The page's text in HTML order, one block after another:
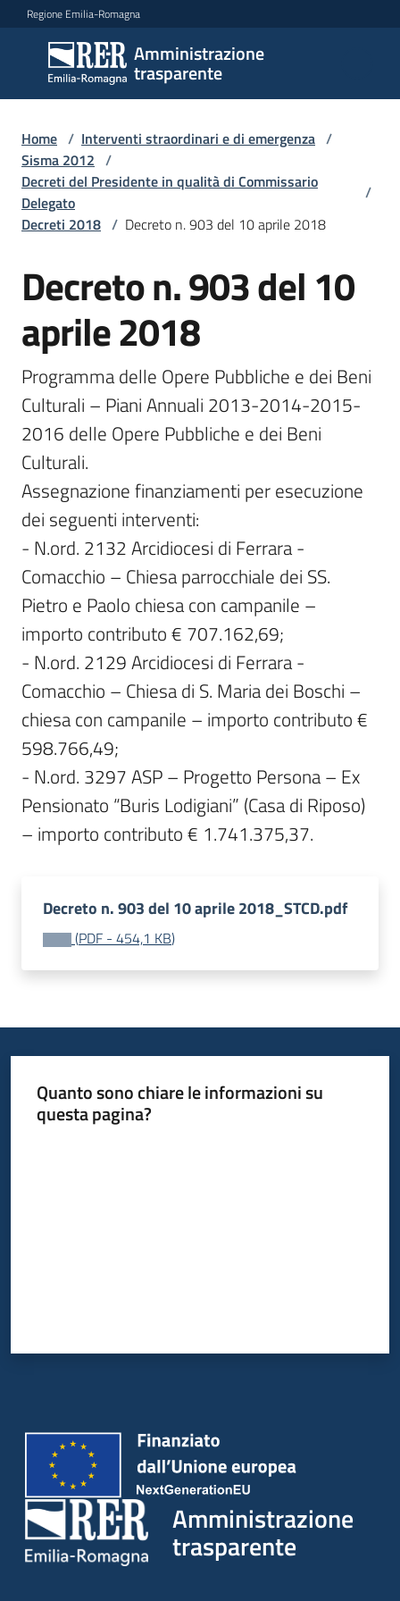
Vai al contenuto
Vai alla navigazione
Vai al footer
Regione Emilia-Romagna
Amministrazione
trasparente
Amministrazione
trasparente
Sottosezioni
Accesso
Home / Interventi straordinari e di emergenza /
Sisma 2012 /
Decreti del Presidente in qualità di Commissario
Delegato
/
Decreti 2018 / Decreto n. 903 del 10 aprile 2018
Decreto n. 903 del 10
aprile 2018
Programma delle Opere Pubbliche e dei Beni
Culturali – Piani Annuali 2013-2014-2015-
2016 delle Opere Pubbliche e dei Beni
Culturali.
Assegnazione finanziamenti per esecuzione
dei seguenti interventi:
- N.ord. 2132 Arcidiocesi di Ferrara -
Comacchio – Chiesa parrocchiale dei SS.
Pietro e Paolo chiesa con campanile –
importo contributo € 707.162,69;
- N.ord. 2129 Arcidiocesi di Ferrara -
Comacchio – Chiesa di S. Maria dei Boschi –
chiesa con campanile – importo contributo €
598.766,49;
- N.ord. 3297 ASP – Progetto Persona – Ex
Pensionato “Buris Lodigiani” (Casa di Riposo)
– importo contributo € 1.741.375,37.
Decreto n. 903 del 10 aprile 2018_STCD.pdf
(PDF - 454,1 KB)
Quanto sono chiare le informazioni su
questa pagina?
Amministrazione
trasparente